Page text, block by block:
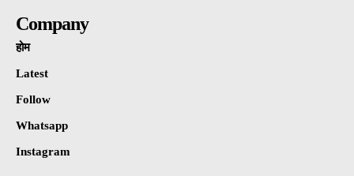
Company
होम
Latest
Follow
Whatsapp
Instagram